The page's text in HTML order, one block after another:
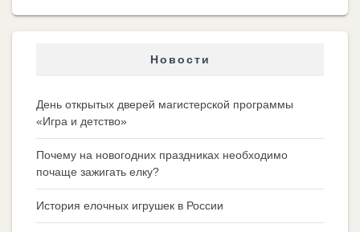
Новости
День открытых дверей магистерской программы
«Игра и детство»
Почему на новогодних праздниках необходимо
почаще зажигать елку?
История елочных игрушек в России